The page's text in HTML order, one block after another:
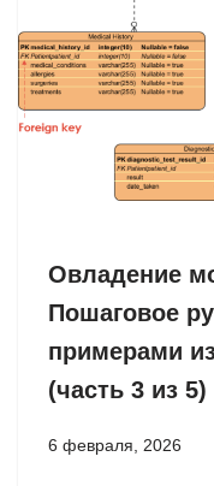
Овладение
Пошаговое
примерами
(часть 3 из 5)
6 февраля, 2026